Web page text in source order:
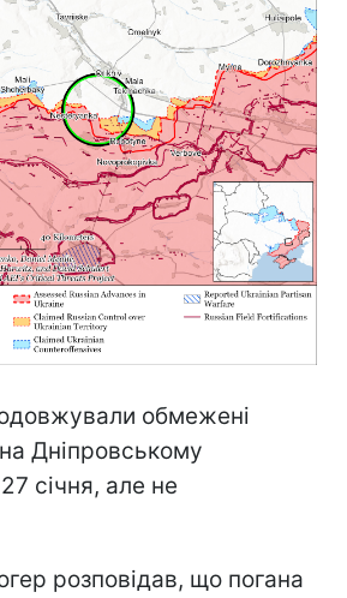
обмежені
Дніпровському
січня, але не
розповідав, що погана